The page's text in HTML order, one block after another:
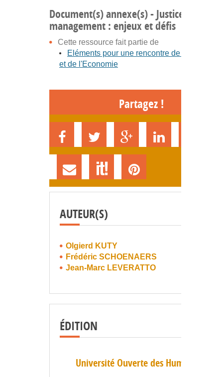
Document(s) annexe(s) - Justice et
management : enjeux et défis
Cette ressource fait partie de
Eléments pour une rencontre de la
et de l'Economie
Partagez !
AUTEUR(S)
Olgierd KUTY
Frédéric SCHOENAERS
Jean-Marc LEVERATTO
ÉDITION
Université Ouverte des Humanités